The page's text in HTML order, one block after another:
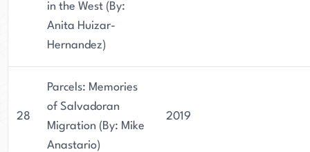
in the West (By:
Anita Huizar-
Hernandez)
28
Parcels: Memories
of Salvadoran
Migration (By: Mike
Anastario)
2019